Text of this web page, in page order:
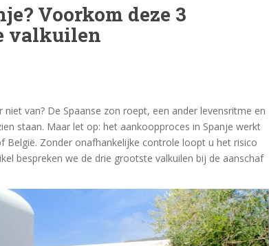
Voorkom deze 3
valkuilen
van? De Spaanse zon roept, een ander levensritme en
staan. Maar let op: het aankoopproces in Spanje werkt
België. Zonder onafhankelijke controle loopt u het risico
bespreken we de drie grootste valkuilen bij de aanschaf